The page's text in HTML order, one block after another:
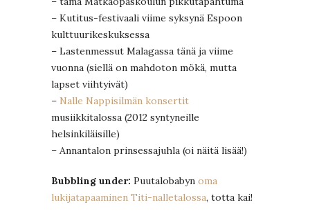
– Kutitus-festivaali viime syksynä Espoon
kulttuurikeskuksessa
– Lastenmessut Malagassa tänä ja viime
vuonna (siellä on mahdoton mökä, mutta
lapset viihtyivät)
– Nalle Nappisilmän konsertit
musiikkitalossa (2012 syntyneille
helsinkiläisille)
– Annantalon prinsessajuhla (oi näitä lisää!)
Bubbling under: Puutalobabyn oma
lukijatapaaminen Titi-nalletalossa, totta kai!